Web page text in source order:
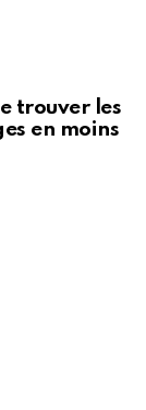
trouver les
en moins